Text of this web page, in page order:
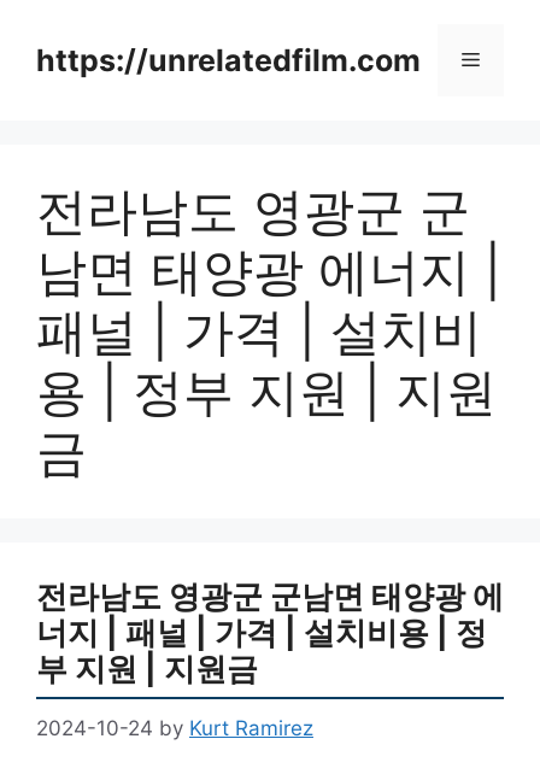
contenthttps://unrelatedfilm.com Menu
전라남도 영광군 군
남면 태양광 에너지 |
패널 | 가격 | 설치비
용 | 정부 지원 | 지원
금
전라남도 영광군 군남면 태양광 에
너지 | 패널 | 가격 | 설치비용 | 정
부 지원 | 지원금
2024-10-24 by Kurt Ramirez